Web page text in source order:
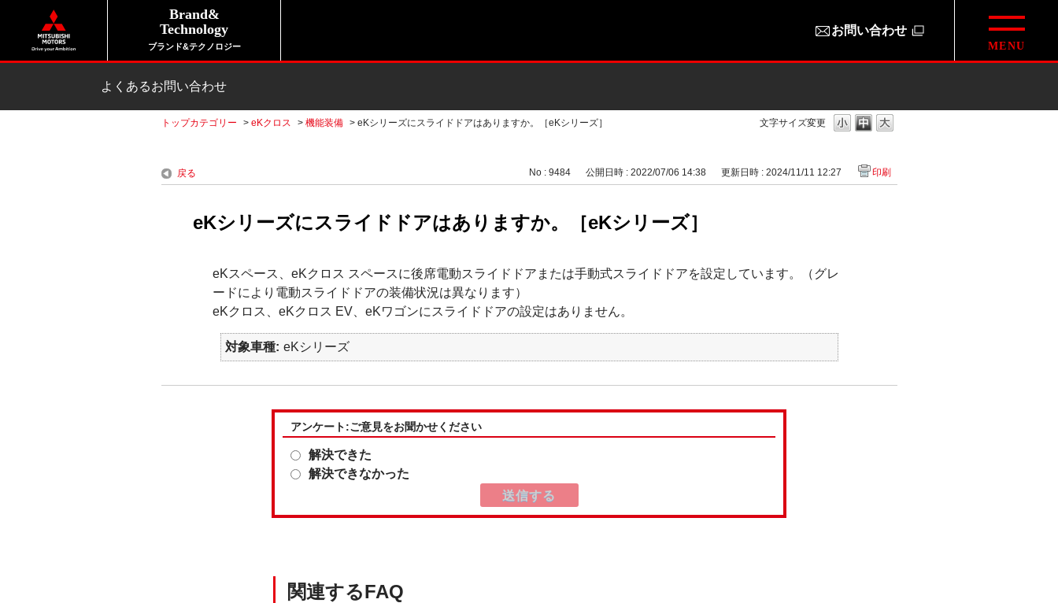
Brand&
Technology
ブランド&テクノロジー
お問い合わせ
よくあるお問い合わせ
文字サイズ変更
トップカテゴリー > eKクロス > 機能装備 > eKシリーズにスライドドアはありますか。［eKシリーズ］
戻る No : 9484 公開日時 : 2022/07/06 14:38 更新日時 : 2024/11/11 12:27 印刷
eKシリーズにスライドドアはありますか。［eKシリーズ］
eKスペース、eKクロス スペースに後席電動スライドドアまたは手動式スライドドアを設定しています。（グレ
ードにより電動スライドドアの装備状況は異なります）
eKクロス、eKクロス EV、eKワゴンにスライドドアの設定はありません。
対象車種 eKシリーズ
アンケート:ご意見をお聞かせください
解決できた
解決できなかった
関連するFAQ